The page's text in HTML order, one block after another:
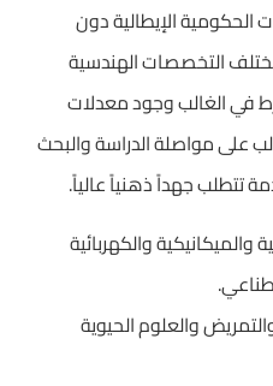
الحكومية الإيطالية دون
التخصصات الهندسية
في الغالب وجود معدلات
على مواصلة الدراسة والبحث
تتطلب جهداً ذهنياً عالياً.
والكهربائية
والعلوم الحيوية